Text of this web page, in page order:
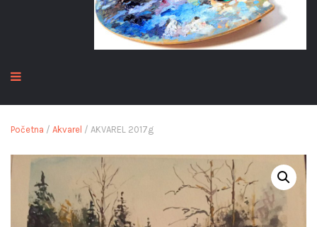
Početna / Akvarel / AKVAREL 2017g